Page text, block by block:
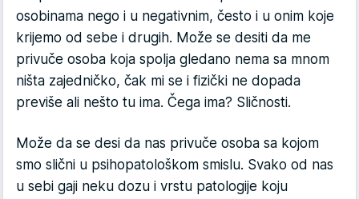
osobinama nego i u negativnim, često i u onim koje
krijemo od sebe i drugih. Može se desiti da me
privuče osoba koja spolja gledano nema sa mnom
ništa zajedničko, čak mi se i fizički ne dopada
previše ali nešto tu ima. Čega ima? Sličnosti.
Može da se desi da nas privuče osoba sa kojom
smo slični u psihopatološkom smislu. Svako od nas
u sebi gaji neku dozu i vrstu patologije koju